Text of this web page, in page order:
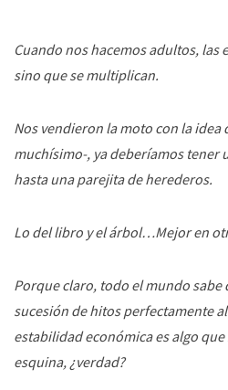
Cuando nos hacemos adultos, las
sino que se multiplican.
Nos vendieron la moto con la idea
muchísimo-, ya deberíamos tener
hasta una parejita de herederos.
Lo del libro y el árbol…Mejor en
Porque claro, todo el mundo sabe
sucesión de hitos perfectamente
estabilidad económica es algo
esquina, ¿verdad?